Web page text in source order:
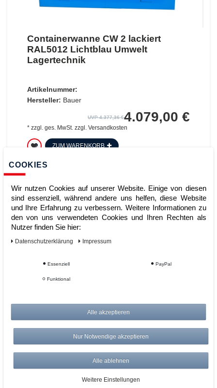
Containerwanne CW 2 lackiert
RAL5012 Lichtblau Umwelt
Lagertechnik
Artikelnummer:
Hersteller: Bauer
UVP 4.377,36 €4.079,00 €
* zzgl. ges. MwSt.zzgl. Versandkosten
ZUM WARENKORB
Containerwanne CW 2 lackiert
Lagertechnik
Hersteller: Bauer
UVP 4.377,36 €4.079,00 €
COOKIES
Wir nutzen Cookies auf unserer Website. Einige von diesen
sind essenziell, während andere uns helfen, diese Website
und Ihre Erfahrung zu verbessern. Weitere Informationen zu
den von uns verwendeten Cookies und Ihren Rechten als
Nutzer finden Sie hier:
Daten­schutz­erklärung Impressum
Essenziell PayPal
Funktional
Alle akzeptieren
Nur Notwendige akzeptieren
Alle ablehnen
Weitere Einstellungen